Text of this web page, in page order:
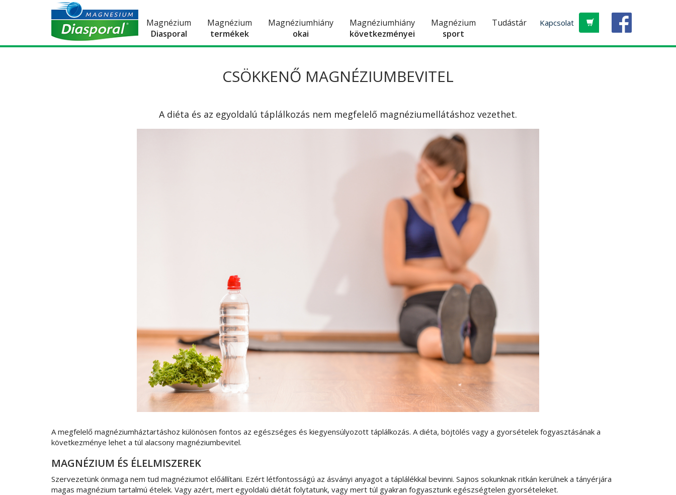
Magnézium
Diasporal
Magnézium
termékek
Magnéziumhiány
okai
Magnéziumhiány
következményei
Magnézium
sport
Tudástár Kapcsolat
CSÖKKENŐ MAGNÉZIUMBEVITEL
A diéta és az egyoldalú táplálkozás nem megfelelő magnéziumellátáshoz vezethet.
A megfelelő magnéziumháztartáshoz különösen fontos az egészséges és kiegyensúlyozott táplálkozás. A diéta, böjtölés vagy a gyorsételek fogyasztásának a
következménye lehet a túl alacsony magnéziumbevitel.
MAGNÉZIUM ÉS ÉLELMISZEREK
Szervezetünk önmaga nem tud magnéziumot előállítani. Ezért létfontosságú az ásványi anyagot a táplálékkal bevinni. Sajnos sokunknak ritkán kerülnek a tányérjára
magas magnézium tartalmú ételek. Vagy azért, mert egyoldalú diétát folytatunk, vagy mert túl gyakran fogyasztunk egészségtelen gyorsételeket.